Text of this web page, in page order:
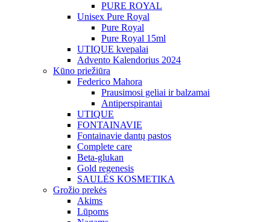
PURE ROYAL
Unisex Pure Royal
Pure Royal
Pure Royal 15ml
UTIQUE kvepalai
Advento Kalendorius 2024
Kūno priežiūra
Federico Mahora
Prausimosi geliai ir balzamai
Antiperspirantai
UTIQUE
FONTAINAVIE
Fontainavie dantų pastos
Complete care
Beta-glukan
Gold regenesis
SAULĖS KOSMETIKA
Grožio prekės
Akims
Lūpoms